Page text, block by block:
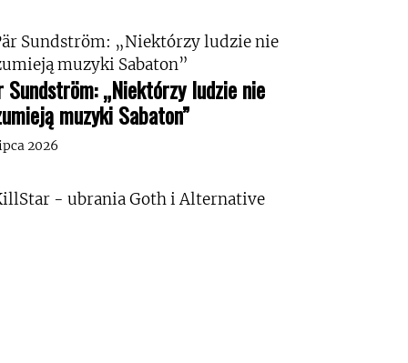
Sundström: „Niektórzy ludzie nie
muzyki Sabaton”
2026